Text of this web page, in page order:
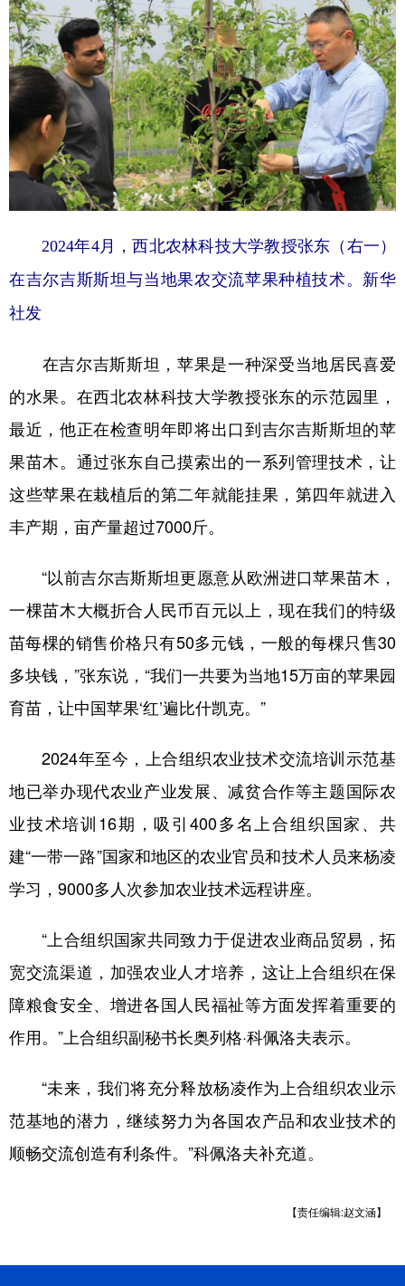
2024年4月，西北农林科技大学教授张东（右一）
在吉尔吉斯斯坦与当地果农交流苹果种植技术。新华
社发
在吉尔吉斯斯坦，苹果是一种深受当地居民喜爱
的水果。在西北农林科技大学教授张东的示范园里，
最近，他正在检查明年即将出口到吉尔吉斯斯坦的苹
果苗木。通过张东自己摸索出的一系列管理技术，让
这些苹果在栽植后的第二年就能挂果，第四年就进入
丰产期，亩产量超过7000斤。
“以前吉尔吉斯斯坦更愿意从欧洲进口苹果苗木，
一棵苗木大概折合人民币百元以上，现在我们的特级
苗每棵的销售价格只有50多元钱，一般的每棵只售30
多块钱，”张东说，“我们一共要为当地15万亩的苹果园
育苗，让中国苹果‘红’遍比什凯克。”
2024年至今，上合组织农业技术交流培训示范基
地已举办现代农业产业发展、减贫合作等主题国际农
业技术培训16期，吸引400多名上合组织国家、共
建“一带一路”国家和地区的农业官员和技术人员来杨凌
学习，9000多人次参加农业技术远程讲座。
“上合组织国家共同致力于促进农业商品贸易，拓
宽交流渠道，加强农业人才培养，这让上合组织在保
障粮食安全、增进各国人民福祉等方面发挥着重要的
作用。”上合组织副秘书长奥列格·科佩洛夫表示。
“未来，我们将充分释放杨凌作为上合组织农业示
范基地的潜力，继续努力为各国农产品和农业技术的
顺畅交流创造有利条件。”科佩洛夫补充道。
【责任编辑:赵文涵】